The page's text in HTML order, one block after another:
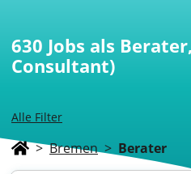
Alle Filter
630 Jobs als
Consultant)
> Bremen > Berater